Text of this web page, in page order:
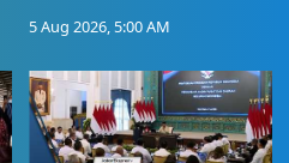
5 Aug 2026, 5:00 AM